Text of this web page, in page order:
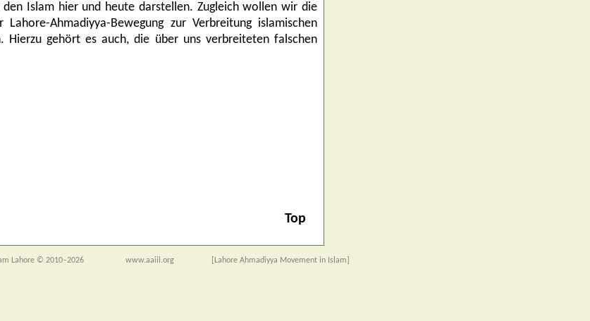
Islam hier und heute darstellen. Zugleich wollen wir die
Ahmadiyya-Bewegung zur Verbreitung islamischen
Hierzu gehört es auch, die über uns verbreiteten falschen
Top
Lahore © 2010–2026 www.aaiil.org [Lahore Ahmadiyya Movement in Islam]